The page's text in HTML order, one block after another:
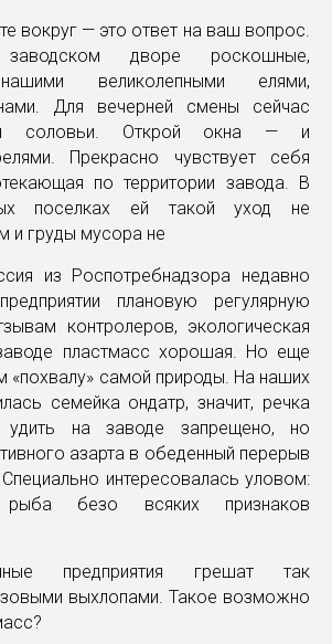
вокруг — это ответ на ваш вопрос.
дворе роскошные,
великолепными елями,
Для вечерней смены сейчас
соловьи. Открой окна — и
Прекрасно чувствует себя
по территории завода. В
поселках ей такой уход не
и груды мусора не
из Роспотребнадзора недавно
плановую регулярную
контролеров, экологическая
пластмасс хорошая. Но еще
самой природы. На наших
семейка ондатр, значит, речка
на заводе запрещено, но
азарта в обеденный перерыв
интересовалась уловом:
рыба безо всяких признаков
предприятия грешат так
выхлопами. Такое возможно